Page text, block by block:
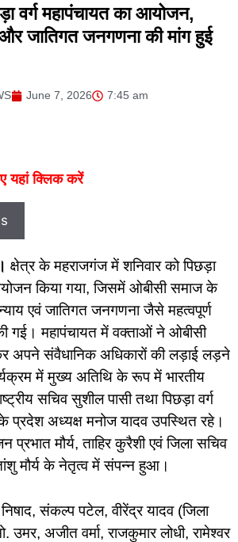
वर्ग महापंचायत का आयोजन,
जातिगत जनगणना की मांग हुई
June 7, 2026
7:45 am
यहां क्लिक करें
क्षेत्र के महराजगंज में शनिवार को पिछड़ा
किया गया, जिसमें ओबीसी समाज के
एवं जातिगत जनगणना जैसे महत्वपूर्ण
की गई। महापंचायत में वक्ताओं ने ओबीसी
अपने संवैधानिक अधिकारों की लड़ाई लड़ने
में मुख्य अतिथि के रूप में भारतीय
सचिव सुशील पासी तथा पिछड़ा वर्ग
प्रदेश अध्यक्ष मनोज यादव उपस्थित रहे।
प्रभात मौर्य, ताहिर कुरैशी एवं जिला सचिव
मौर्य के नेतृत्व में संपन्न हुआ।
संकल्प पटेल, वीरेंद्र यादव (जिला
उमर, अजीत वर्मा, राजकुमार लोधी, रामेश्वर